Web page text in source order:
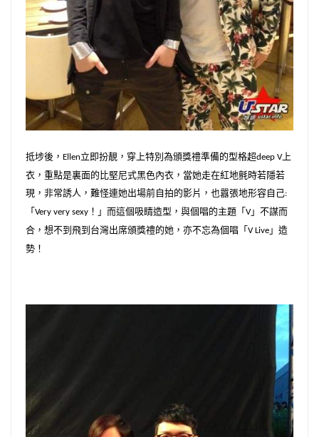
抵埗後， Ellen立即扮靚，穿上特別為頒獎禮準備的型格超deep V上
衣，重點是裏面的比堅尼式黑色內衣， 當她走在紅地氈時若隱若
現，非常誘人， 難怪連她出場前自拍的影片，也囂張地形容自己:
「Very very sexy ！」而這個吸睛造型，與個唱的主題「V」不謀而
合， 想不到飛到台灣出席頒獎禮的她，亦不忘為個唱「V Live 」造
勢！